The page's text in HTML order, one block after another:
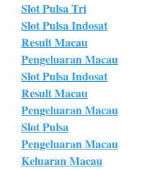
Slot Pulsa Tri
Slot Pulsa Indosat
Result Macau
Pengeluaran Macau
Slot Pulsa Indosat
Result Macau
Pengeluaran Macau
Slot Pulsa
Pengeluaran Macau
Keluaran Macau